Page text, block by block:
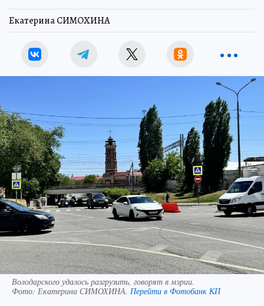
Екатерина СИМОХИНА
Володарского удалось разгрузить, говорят в мэрии.
Фото: Екатерина СИМОХИНА. Перейти в Фотобанк КП